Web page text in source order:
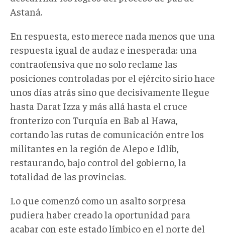
Astaná.
En respuesta, esto merece nada menos que una
respuesta igual de audaz e inesperada: una
contraofensiva que no solo reclame las
posiciones controladas por el ejército sirio hace
unos días atrás sino que decisivamente llegue
hasta Darat Izza y más allá hasta el cruce
fronterizo con Turquía en Bab al Hawa,
cortando las rutas de comunicación entre los
militantes en la región de Alepo e Idlib,
restaurando, bajo control del gobierno, la
totalidad de las provincias.
Lo que comenzó como un asalto sorpresa
pudiera haber creado la oportunidad para
acabar con este estado límbico en el norte del